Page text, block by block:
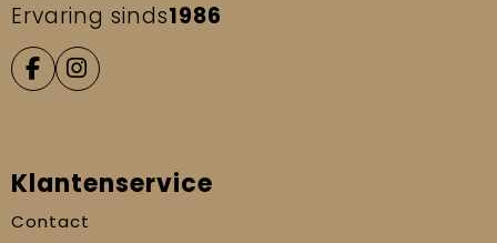
Ervaring sinds1986
Klantenservice
Contact